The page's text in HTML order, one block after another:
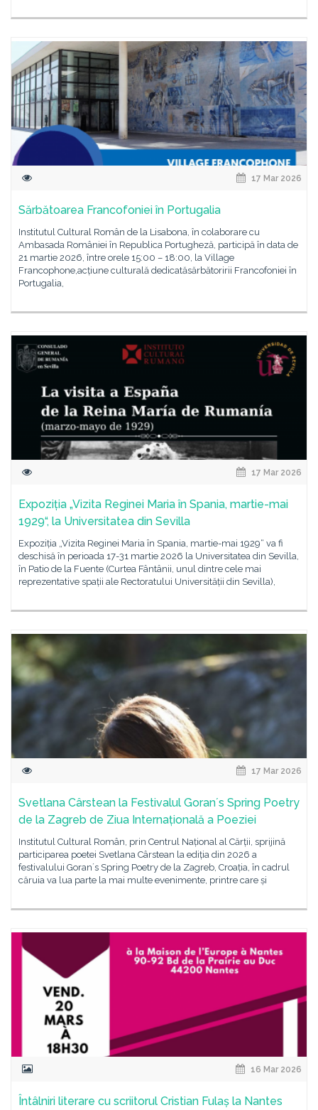
17 Mar 2026
Sărbătoarea Francofoniei în Portugalia
Institutul Cultural Român de la Lisabona, în colaborare cu
Ambasada României în Republica Portugheză, participă în data de
21 martie 2026, între orele 15:00 – 18:00, la Village
Francophone,acțiune culturală dedicatăsărbătoririi Francofoniei în
Portugalia,
17 Mar 2026
Expoziția „Vizita Reginei Maria în Spania, martie-mai
1929“, la Universitatea din Sevilla
Expoziția „Vizita Reginei Maria în Spania, martie-mai 1929“ va fi
deschisă în perioada 17-31 martie 2026 la Universitatea din Sevilla,
în Patio de la Fuente (Curtea Fântânii, unul dintre cele mai
reprezentative spații ale Rectoratului Universității din Sevilla),
17 Mar 2026
Svetlana Cârstean la Festivalul Goranʼs Spring Poetry
de la Zagreb de Ziua Internațională a Poeziei
Institutul Cultural Român, prin Centrul Național al Cărții, sprijină
participarea poetei Svetlana Cârstean la ediția din 2026 a
festivalului Goranʼs Spring Poetry de la Zagreb, Croația, în cadrul
căruia va lua parte la mai multe evenimente, printre care și
16 Mar 2026
Întâlniri literare cu scriitorul Cristian Fulaș la Nantes